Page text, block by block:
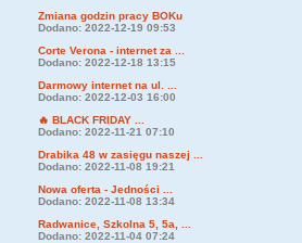
Zmiana godzin pracy BOKu
Dodano: 2022-12-19 09:53
Corte Verona - internet za ...
Dodano: 2022-12-18 13:15
Darmowy internet na ul. ...
Dodano: 2022-12-03 16:00
🔥 BLACK FRIDAY ...
Dodano: 2022-11-21 07:10
Drabika 48 w zasięgu naszej ...
Dodano: 2022-11-08 19:21
Nowa oferta - Jedności ...
Dodano: 2022-11-08 13:34
Radwanice, Szkolna 5, 5a, ...
Dodano: 2022-11-04 07:24